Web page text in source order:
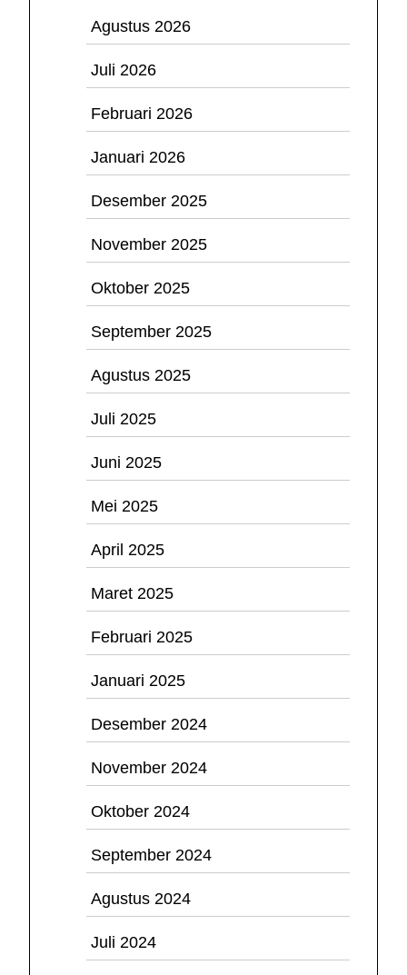
Agustus 2026
Juli 2026
Februari 2026
Januari 2026
Desember 2025
November 2025
Oktober 2025
September 2025
Agustus 2025
Juli 2025
Juni 2025
Mei 2025
April 2025
Maret 2025
Februari 2025
Januari 2025
Desember 2024
November 2024
Oktober 2024
September 2024
Agustus 2024
Juli 2024